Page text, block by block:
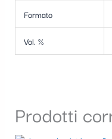
Formato
Vol. %
Prodotti